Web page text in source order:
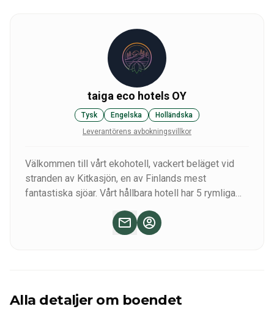
taiga eco hotels OY
Tysk Engelska
Holländska
Leverantörens avbokningsvillkor
Välkommen till vårt ekohotell, vackert beläget vid
stranden av Kitkasjön, en av Finlands mest
fantastiska sjöar. Vårt hållbara hotell har 5 rymliga
sommarcamping. Det är den perfekta destinationen
för fiskeentusiaster, med tillgång till en motorbåt
Alla detaljer om boendet